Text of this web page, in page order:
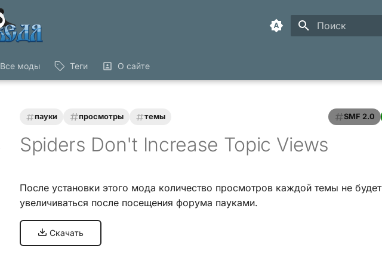
Все моды Теги О сайте
SMF 2.0
пауки просмотры темы
Spiders Don't Increase Topic Views
После установки этого мода количество просмотров каждой темы не будет
увеличиваться после посещения форума пауками.
Скачать